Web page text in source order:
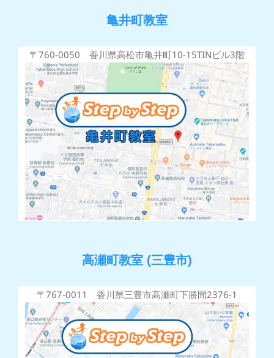
亀井町教室
〒760-0050 香川県高松市亀井町10-15TINビル3階
高瀬町教室 (三豊市)
〒767-0011 香川県三豊市高瀬町下勝間2376-1